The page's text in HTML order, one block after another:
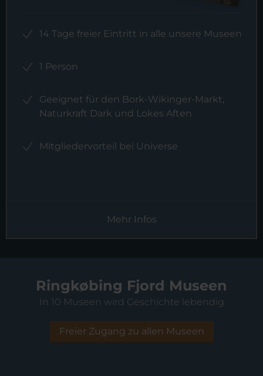
14 Tage freier Eintritt in alle unsere Museen
1 Person
Geeignet für den Bork-Wikinger-Markt,
Naturkraft Dark und Lokes Aften
Mitgliedervorteil bei Universe
Mehr Infos
Ringkøbing Fjord Museen
In 10 Museen wird Geschichte lebendig
Freier Zugang zu allen Museen